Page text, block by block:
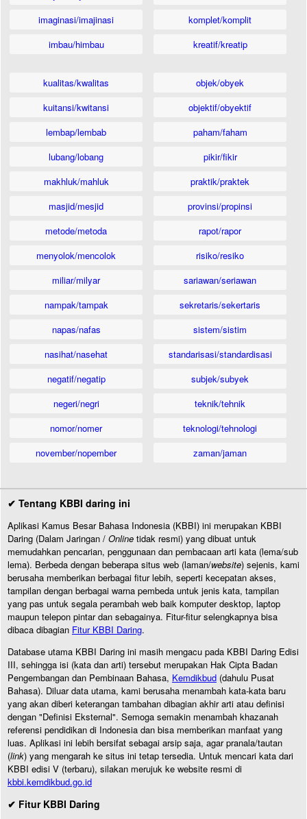
imaginasi/imajinasi
imbau/himbau
komplet/komplit
kreatif/kreatip
kualitas/kwalitas
kuitansi/kwitansi
lembap/lembab
lubang/lobang
makhluk/mahluk
masjid/mesjid
metode/metoda
menyolok/mencolok
miliar/milyar
nampak/tampak
napas/nafas
nasihat/nasehat
negatif/negatip
negeri/negri
nomor/nomer
november/nopember
objek/obyek
objektif/obyektif
paham/faham
pikir/fikir
praktik/praktek
provinsi/propinsi
rapot/rapor
risiko/resiko
sariawan/seriawan
sekretaris/sekertaris
sistem/sistim
standarisasi/standardisasi
subjek/subyek
teknik/tehnik
teknologi/tehnologi
zaman/jaman
✔ Tentang KBBI daring ini
Aplikasi Kamus Besar Bahasa Indonesia (KBBI) ini merupakan KBBI
Daring (Dalam Jaringan / Online tidak resmi) yang dibuat untuk
memudahkan pencarian, penggunaan dan pembacaan arti kata (lema/sub
lema). Berbeda dengan beberapa situs web (laman/website) sejenis, kami
berusaha memberikan berbagai fitur lebih, seperti kecepatan akses,
tampilan dengan berbagai warna pembeda untuk jenis kata, tampilan
yang pas untuk segala perambah web baik komputer desktop, laptop
maupun telepon pintar dan sebagainya. Fitur-fitur selengkapnya bisa
dibaca dibagian Fitur KBBI Daring.
Database utama KBBI Daring ini masih mengacu pada KBBI Daring Edisi
III, sehingga isi (kata dan arti) tersebut merupakan Hak Cipta Badan
Pengembangan dan Pembinaan Bahasa, Kemdikbud (dahulu Pusat
Bahasa). Diluar data utama, kami berusaha menambah kata-kata baru
yang akan diberi keterangan tambahan dibagian akhir arti atau definisi
dengan "Definisi Eksternal". Semoga semakin menambah khazanah
referensi pendidikan di Indonesia dan bisa memberikan manfaat yang
luas. Aplikasi ini lebih bersifat sebagai arsip saja, agar pranala/tautan
(link) yang mengarah ke situs ini tetap tersedia. Untuk mencari kata dari
KBBI edisi V (terbaru), silakan merujuk ke website resmi di
kbbi.kemdikbud.go.id
✔ Fitur KBBI Daring